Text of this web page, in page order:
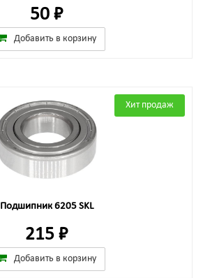
50 ₽
Добавить в корзину
Хит продаж
Подшипник 6205 SKL
215 ₽
Добавить в корзину